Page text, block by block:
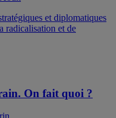
On fait quoi ?